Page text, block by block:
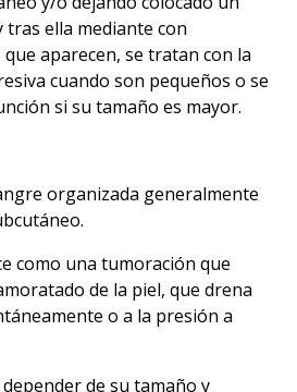
ella mediante con
aparecen, se tratan con la
cuando son pequeños o se
si su tamaño es mayor.
organizada generalmente
como una tumoración que
de la piel, que drena
o a la presión a
de su tamaño y